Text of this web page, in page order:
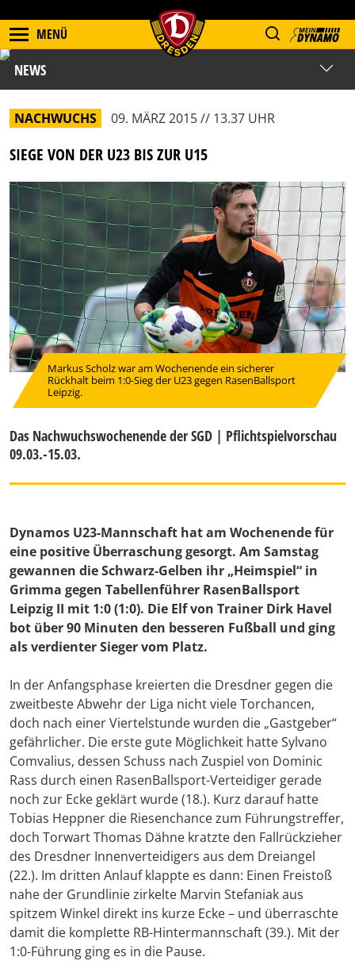
MENÜ
NEWS
NACHWUCHS 09. MÄRZ 2015 // 13.37 UHR
SIEGE VON DER U23 BIS ZUR U15
Markus Scholz war am Wochenende ein sicherer
Rückhalt beim 1:0-Sieg der U23 gegen RasenBallsport
Leipzig.
Das Nachwuchswochenende der SGD | Pflichtspielvorschau
09.03.-15.03.
Dynamos U23-Mannschaft hat am Wochenende für
eine positive Überraschung gesorgt. Am Samstag
gewannen die Schwarz-Gelben ihr „Heimspiel“ in
Grimma gegen Tabellenführer RasenBallsport
Leipzig II mit 1:0 (1:0). Die Elf von Trainer Dirk Havel
bot über 90 Minuten den besseren Fußball und ging
als verdienter Sieger vom Platz.
In der Anfangsphase kreierten die Dresdner gegen die
zweitbeste Abwehr der Liga nicht viele Torchancen,
doch nach einer Viertelstunde wurden die „Gastgeber“
gefährlicher. Die erste gute Möglichkeit hatte Sylvano
Comvalius, dessen Schuss nach Zuspiel von Dominic
Rass durch einen RasenBallsport-Verteidiger gerade
noch zur Ecke geklärt wurde (18.). Kurz darauf hatte
Tobias Heppner die Riesenchance zum Führungstreffer,
doch Torwart Thomas Dähne kratzte den Fallrückzieher
des Dresdner Innenverteidigers aus dem Dreiangel
(22.). Im dritten Anlauf klappte es dann: Einen Freistoß
nahe der Grundlinie zirkelte Marvin Stefaniak aus
spitzem Winkel direkt ins kurze Ecke – und überraschte
damit die komplette RB-Hintermannschaft (39.). Mit der
1:0-Führung ging es in die Pause.